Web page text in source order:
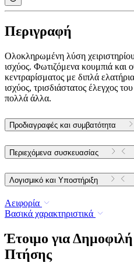
Περιγραφή
Ολοκληρωμένη λύση
ισχύος. Φωτιζόμενα κουμπιά και
κεντραρίσματος με διπλά
ισχύος, τρισδιάστατος έλεγχος
πολλά άλλα.
Προδιαγραφές και συμβατότητα
Περιεχόμενα συσκευασίας
Λογισμικό και Υποστήριξη
Αειφορία
Βασικά χαρακτηριστικά
Έτοιμο για
Πτήσης